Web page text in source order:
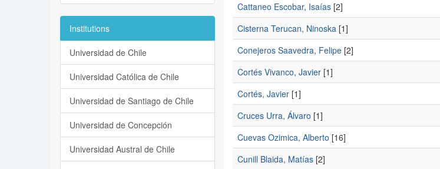
Cattaneo Escobar, Isaías[2]
Cisterna Terucan, Ninoska[1]
Conejeros Saavedra, Felipe[2]
Cortés Vivanco, Javier[1]
Cortés, Javier[1]
Cruces Urra, Álvaro [1]
Cuevas Ozimica, Alberto [16]
Cunill Blaida, Matías[2]
Institutions
Universidad de Chile
Universidad Católica de Chile
Universidad de Santiago de Chile
Universidad de Concepción
Universidad Austral de Chile